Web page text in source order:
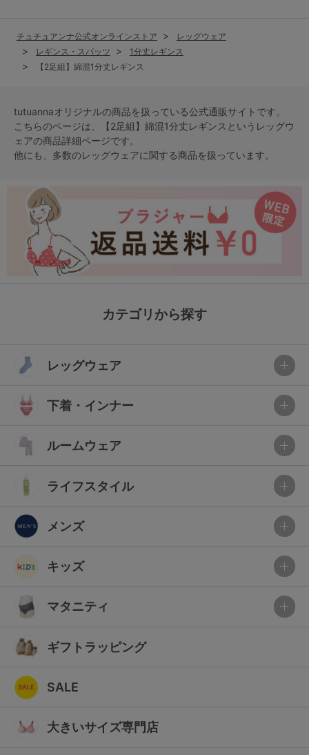
チュチュアンナ公式オンラインストア
レッグウェア
レギンス・スパッツ
1分丈レギンス
【2足組】綿混1分丈レギンス
tutuannaオリジナルの商品を扱っている公式通販サイトです。
こちらのページは、【2足組】綿混1分丈レギンスという レッグウ
ェアの商品詳細ページです。
他にも、多数のレッグウェアに関する商品を扱っています。
カテゴリから探す
レッグウェア
下着・インナー
ルームウェア
ライフスタイル
メンズ
キッズ
マタニティ
ギフトラッピング
SALE
大きいサイズ専門店